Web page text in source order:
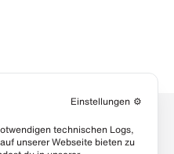
Links
Einstellungen ⚙️
technischen Logs,
unserer Webseite bieten zu